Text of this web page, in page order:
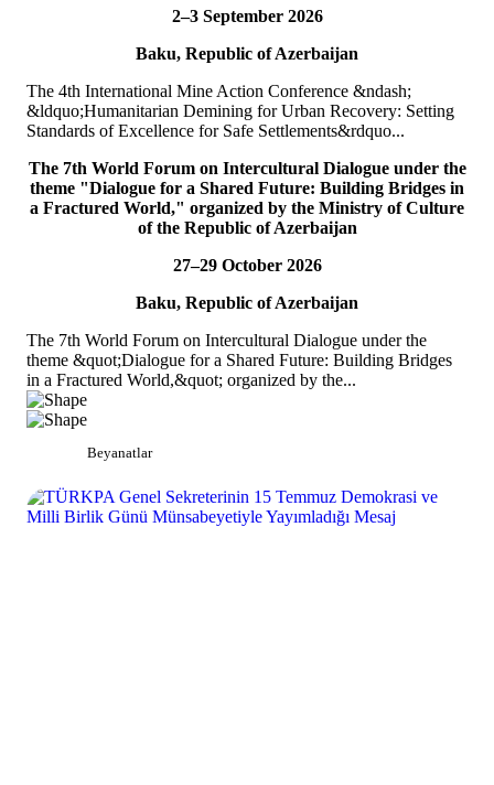
Commissions, Ms. Aynura Abutalibova and Mr. Mirlan Usenkanov,
DETAYLAR
Tem
TURKPA participates in the Indian Mango Festival
On 5 July 2026, Acting Deputy Secretary General of TURKPA Mr.
Bektur Bazakechov participated in the Indian Mango Festival,
organized by the Embassy of India to...
2–3 September 2026
Baku, Republic of Azerbaijan
The 4th International Mine Action Conference &ndash;
&ldquo;Humanitarian Demining for Urban Recovery: Setting
Standards of Excellence for Safe Settlements&rdquo...
The 7th World Forum on Intercultural Dialogue under the
theme "Dialogue for a Shared Future: Building Bridges in
a Fractured World," organized by the Ministry of Culture
of the Republic of Azerbaijan
27–29 October 2026
Baku, Republic of Azerbaijan
The 7th World Forum on Intercultural Dialogue under the
theme &quot;Dialogue for a Shared Future: Building Bridges
in a Fractured World,&quot; organized by the...
Beyanatlar